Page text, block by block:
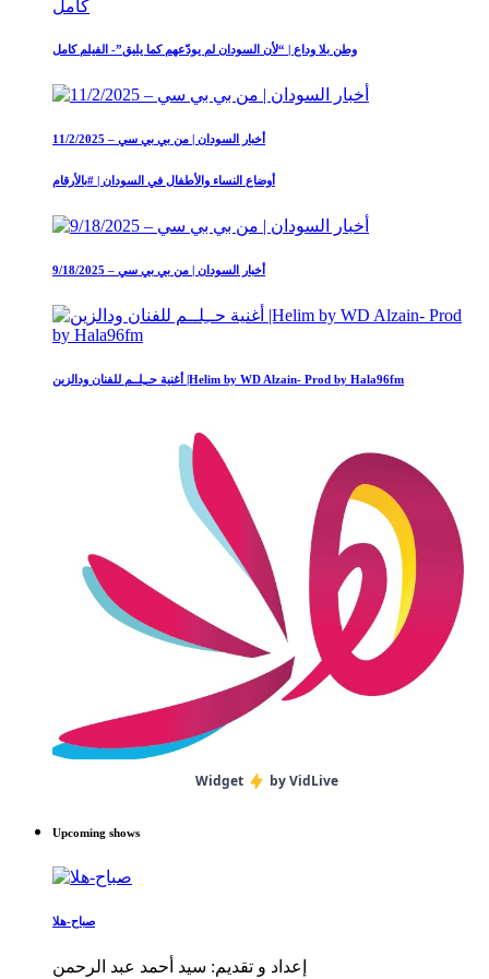
وطن بلا وداع | “لأن السودان لم يودّعهم كما يليق”- الفيلم كامل
أخبار السودان | من بي بي سي – 11/2/2025
أوضاع النساء والأطفال في السودان | #بالأرقام
أخبار السودان | من بي بي سي – 9/18/2025
أغنية حــِلــم للفنان ودالزين |Helim by WD Alzain- Prod by Hala96fm
Widget by VidLive
Upcoming shows
صباح-هلا
إعداد و تقديم: سيد أحمد عبد الرحمن